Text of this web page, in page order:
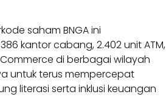
saham BNGA ini
kantor cabang, 2.402 unit ATM,
Commerce di berbagai wilayah
untuk terus mempercepat
literasi serta inklusi keuangan